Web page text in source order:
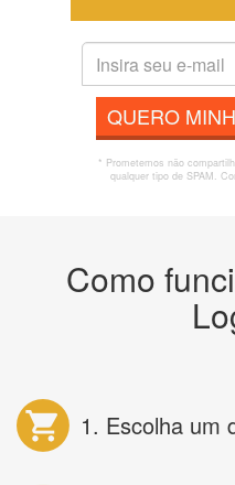
QUERO
* Prometemos não
qualquer tipo de SPAM.
Como
1. Escolha um